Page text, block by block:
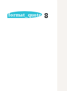
format_quote 8